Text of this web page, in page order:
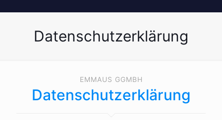
Datenschutzerklärung
EMMAUS GGMBH
Datenschutzerklärung